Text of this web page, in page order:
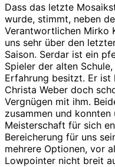
Dass das letzte
wurde, stimmt, neben
Verantwortlichen Mirko
uns sehr über den
Saison. Serdar ist ein
Spieler der alten
Erfahrung besitzt. Er ist
Christa Weber doch
Vergnügen mit ihm.
zusammen und
Meisterschaft für sich
Bereicherung für uns
mehrere Optionen, vor
Lowpointer nicht breit